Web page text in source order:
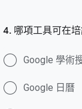
4. 哪項工具可在
Google 學術
Google 日曆